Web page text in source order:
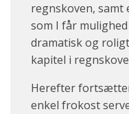
regnskoven,
som I får
dramatisk og
kapitel i
Herefter
enkel frokost